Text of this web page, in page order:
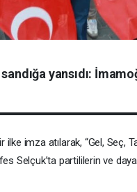
yansıdı:
imza atılarak, “Gel, Seç,
Selçuk’ta partililerin ve